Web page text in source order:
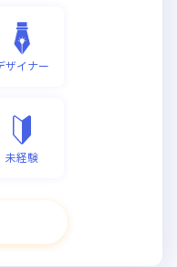
ザイナー
未経験